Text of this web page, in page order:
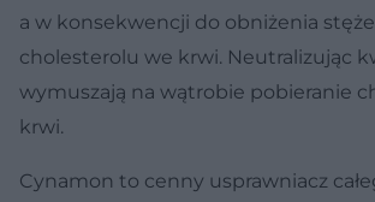
a w konsekwencji do obniżenia
cholesterolu we krwi. Neutralizując
wymuszają na wątrobie pobieranie
krwi.
Cynamon to cenny usprawniacz